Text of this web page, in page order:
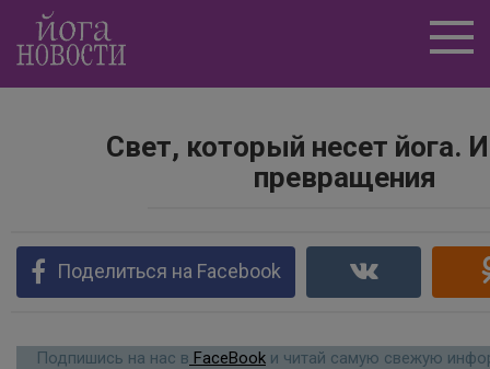
Перейти
контенту
Свет, который несет йога.
превращения
Поделиться на Facebook
Подпишись на нас в FaceBook и читай самую свежую